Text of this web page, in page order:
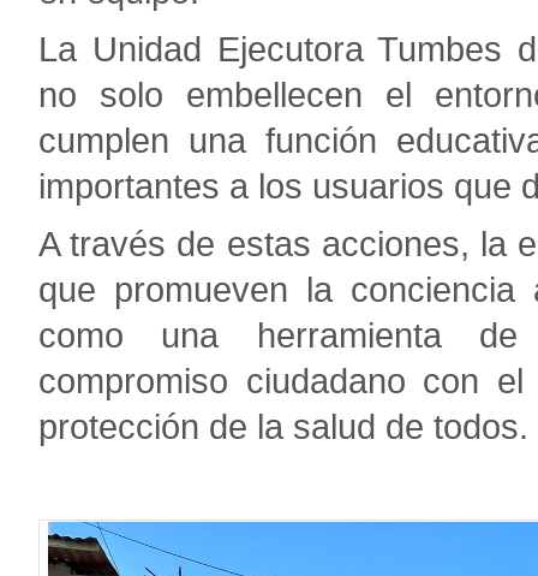
La Unidad Ejecutora Tumbes
no solo embellecen el
cumplen una función
importantes a los usuarios que
A través de estas acciones, la
que promueven la
como una herramienta
compromiso ciudadano con
protección de la salud de todos.